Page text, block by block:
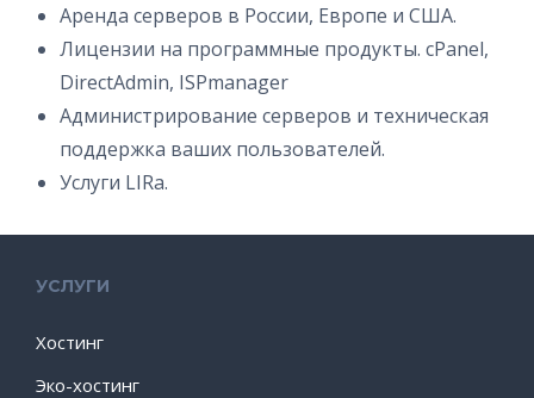
Аренда серверов в России, Европе и США.
Лицензии на программные продукты. cPanel,
DirectAdmin, ISPmanager
Администрирование серверов и техническая
поддержка ваших пользователей.
Услуги LIRа.
УСЛУГИ
Хостинг
Эко-хостинг